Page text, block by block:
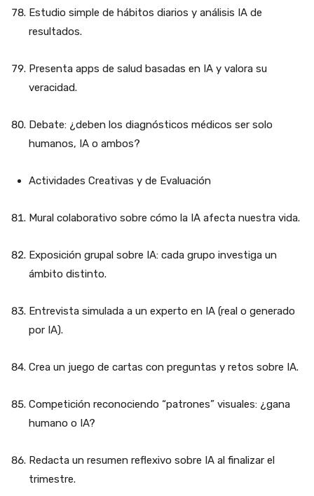
Estudio simple de hábitos diarios y análisis IA de
resultados.
Presenta apps de salud basadas en IA y valora su
veracidad.
Debate: ¿deben los diagnósticos médicos ser solo
humanos, IA o ambos?
Actividades Creativas y de Evaluación
Mural colaborativo sobre cómo la IA afecta nuestra vida.
Exposición grupal sobre IA: cada grupo investiga un
ámbito distinto.
Entrevista simulada a un experto en IA (real o generado
por IA).
Crea un juego de cartas con preguntas y retos sobre IA.
Competición reconociendo “patrones” visuales: ¿gana
humano o IA?
Redacta un resumen reflexivo sobre IA al finalizar el
trimestre.